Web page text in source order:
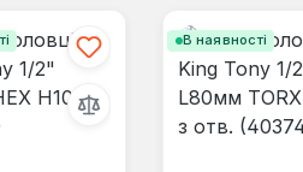
В наявності